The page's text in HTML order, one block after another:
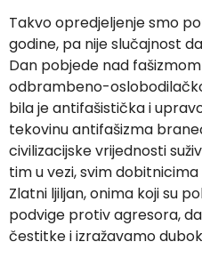
Takvo opredjeljenje smo
godine, pa nije slučajnost
Dan pobjede nad
odbrambeno-
bila je antifašistička i
tekovinu antifašizma
civilizacijske vrijednosti
tim u vezi, svim
Zlatni ljiljan, onima koji su
podvige protiv agresora,
čestitke i izražavamo